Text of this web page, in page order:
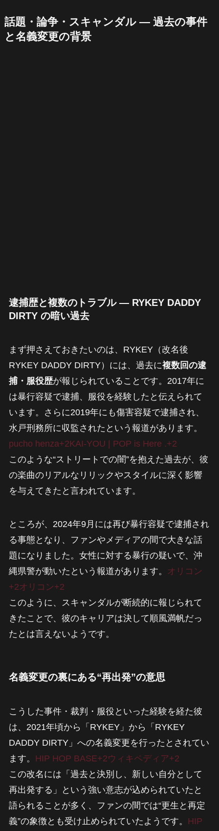
話題・論争・スキャンダル — 過去の事件
と名義変更の背景
逮捕歴と複数のトラブル — RYKEY DADDY
DIRTY の暗い過去
まず押さえておきたいのは、RYKEY（改名後
RYKEY DADDY DIRTY）には、過去に複数回の逮
捕・服役歴が報じられていることです。2017年に
は暴行容疑で逮捕、服役を経験したと伝えられて
います。さらに2019年にも傷害容疑で逮捕され、
水戸刑務所に収監されたという報道があります。
pucho henza+2KAI-YOU | POP is Here .+2
このような“ストリートでの闇”を抱えた過去が、彼
の楽曲のリアルなリリックやスタイルに深く影響
を与えてきたと言われています。
ところが、2024年9月には再び暴行容疑で逮捕され
る事態となり、ファンやメディアの間で大きな話
題になりました。女性に対する暴行の疑いで、沖
縄県警が動いたという報道があります。
オリコン
+2オリコン+2
このように、スキャンダルが断続的に報じられて
きたことで、彼のキャリアは決して順風満帆だっ
たとは言えないようです。
名義変更の裏にある“再出発”の意思
こうした事件・裁判・服役といった経験を経た彼
は、2021年頃から「RYKEY」から「RYKEY
DADDY DIRTY」への名義変更を行ったとされてい
ます。 HIP HOP BASE+2ウィキペディア+2
この改名には「過去と決別し、新しい自分として
再出発する」という強い意志が込められていたと
語られることが多く、ファンの間では“更生と再定
義”の象徴とも受け止められていたようです。 HIP